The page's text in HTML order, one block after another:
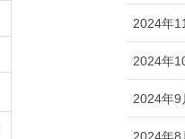
2024年
2024年
2024年9